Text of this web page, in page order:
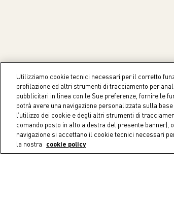
Recesso facile
Recesso con
Utilizziamo cookie tecnici necessari per il corretto
profilazione ed altri strumenti di tracciamento per
pubblicitari in linea con le Sue preferenze, fornire le
potrà avere una navigazione personalizzata sulla
l’utilizzo dei cookie e degli altri strumenti di
comando posto in alto a destra del presente banner),
navigazione si accettano il cookie tecnici necessari
la nostra
cookie policy